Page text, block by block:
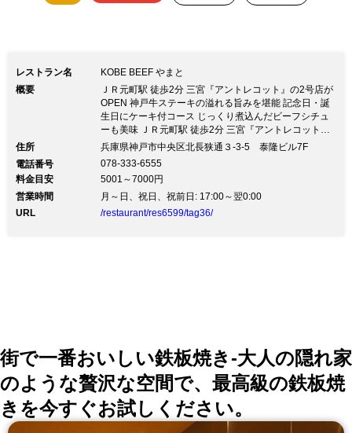
レストラン名
KOBE BEEF やまと
概要
ＪＲ元町駅 徒歩2分 三宮『アントレコット』の2号店が
OPEN 神戸牛ステーキの溢れる旨みを堪能 記念日・誕
生日にケーキ付コース じっくり煮込んだビーフシチュ
ーも美味 ＪＲ元町駅 徒歩2分 三宮『アントレコット』
の2号店がOPEN 神戸牛ステーキの溢れる旨みを堪能 記
フシチューも美味大人の隠れ家で過ごす贅沢なひととき
ＪＲ元町駅より徒歩2分の隠れ家ステーキレストラン 無
垢材の温かみに溢れるアットホームな空間で 溢れる旨
みの神戸牛ステーキと厳選ワインをご堪能 ◆和牛の最
人様
住所
兵庫県神戸市中央区北長狭通３-3-5 泰隆ビル7F
電話番号
078-333-6555
料金目安
5001～7000円
営業時間
月～日、祝日、祝前日: 17:00～翌0:00
URL
/restaurant/res6599/tag36/
街で一番おいしい鉄板焼き-大人の隠れ家
のような贅沢な空間で、最高級の鉄板焼
きを今すぐお試しください。